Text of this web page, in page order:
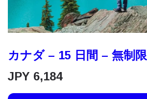
カナダ – 15 日間 – 無制限
JPY 6,184